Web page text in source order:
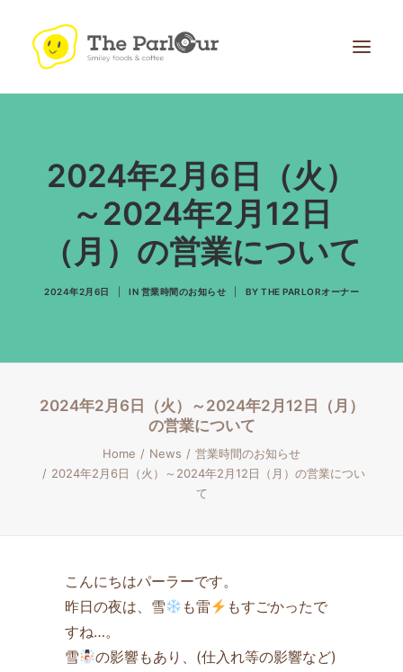
Search
2024年2月6日（火）
～2024年2月12日
（月）の営業について
2024年2月6日 IN 営業時間のお知らせ BY THE PARLORオーナー
2024年2月6日（火）～2024年2月12日（月）
の営業について
Home News
営業時間のお知らせ
2024年2月6日（火）～2024年2月12日（月）の営業につい
て
こんにちはパーラーです。
昨日の夜は、雪
も雷
もすごかったで
すね…。
雪
の影響もあり、(仕入れ等の影響など)